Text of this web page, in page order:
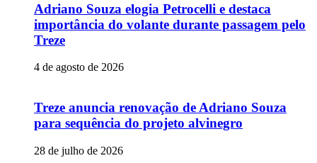
Adriano Souza elogia Petrocelli e destaca
importância do volante durante passagem pelo
Treze
4 de agosto de 2026
Treze anuncia renovação de Adriano Souza
para sequência do projeto alvinegro
28 de julho de 2026